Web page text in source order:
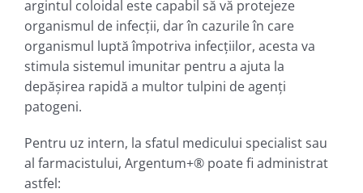
argintul coloidal este capabil să vă protejeze
organismul de infecții, dar în cazurile în care
organismul luptă împotriva infecțiilor, acesta va
stimula sistemul imunitar pentru a ajuta la
depășirea rapidă a multor tulpini de agenți
patogeni.
Pentru uz intern, la sfatul medicului specialist sau
al farmacistului, Argentum+® poate fi administrat
astfel: